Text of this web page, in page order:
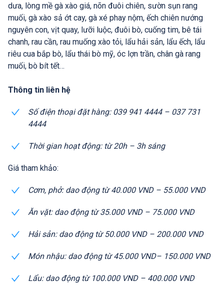
dưa, lòng mề gà xào giá, nõn đuôi chiên, sườn sụn rang
muối, gà xào sả ớt cay, gà xé phay nộm, ếch chiên nướng
nguyên con, vịt quay, lưỡi luộc, đuôi bò, cuống tim, bê tái
chanh, rau cần, rau muống xào tỏi, lẩu hải sản, lẩu ếch, lẩu
riêu cua bắp bò, lẩu thái bò mỹ, óc lợn trần, chân gà rang
muối, bò bít tết…
Thông tin liên hệ
Số điện thoại đặt hàng: 039 941 4444 – 037 731
4444
Thời gian hoạt động: từ 20h – 3h sáng
Giá tham khảo:
Cơm, phở: dao động từ 40.000 VND – 55.000 VND
Ăn vặt: dao động từ 35.000 VND – 75.000 VND
Hải sản: dao động từ 50.000 VND – 200.000 VND
Món nhậu: dao động từ 45.000 VND– 150.000 VND
Lẩu: dao động từ 100.000 VND – 400.000 VND